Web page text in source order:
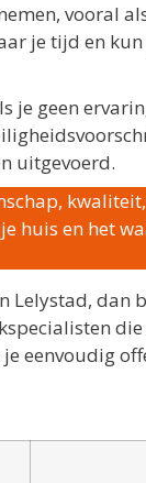
vooral
je tijd en
je geen
uitgevoerd.
huis en het
Lelystad, dan
eenvoudig